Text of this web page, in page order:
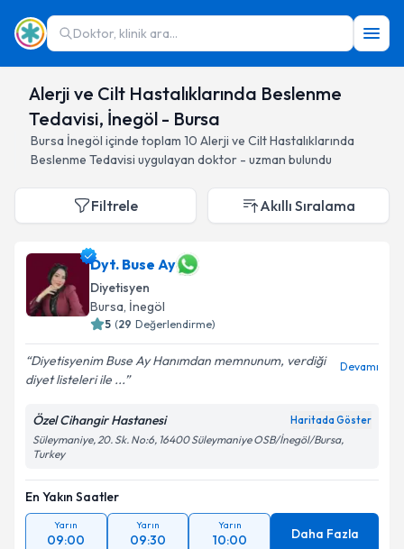
Doktor, klinik ara...
Alerji ve Cilt Hastalıklarında Beslenme
Tedavisi, İnegöl - Bursa
Bursa İnegöl içinde toplam 10 Alerji ve Cilt Hastalıklarında
Beslenme Tedavisi uygulayan doktor - uzman bulundu
Filtrele Akıllı Sıralama
Dyt. Buse Ay
Diyetisyen
Bursa, İnegöl
5 (29 Değerlendirme)
Diyetisyenim Buse Ay Hanımdan memnunum, verdiği
diyet listeleri ile ...
Devamı
Özel Cihangir Hastanesi Haritada Göster
Süleymaniye, 20. Sk. No:6, 16400 Süleymaniye OSB/İnegöl/Bursa,
Turkey
En Yakın Saatler
Yarın
09:00
Yarın
09:30
Yarın
10:00 Daha Fazla